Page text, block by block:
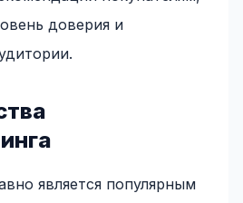
доверия и
является популярным